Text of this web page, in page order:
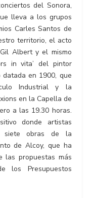
del Sonora,
lleva a los grupos
Carles Santos de
territorio, el acto
Albert y el mismo
in vita’ del pintor
datada en 1900, que
Industrial y la
en la Capella de
a las 19.30 horas.
donde artistas
siete obras de la
de Alcoy, que ha
las propuestas más
los Presupuestos